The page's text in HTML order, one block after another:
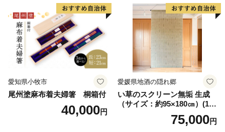
牧市 お取り寄せ 送料無料
愛知県 小牧市 お取り寄せ 送
料無料
愛知県小牧市
尾州塗麻布着夫婦箸 桐箱付
40,000円
愛媛県地酒の隠れ郷
い草のスクリーン無垢 生成
（サイズ：約95×180㎝）(14
75,000円